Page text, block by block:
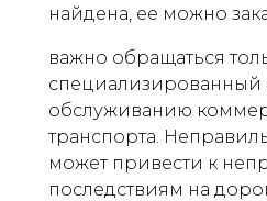
найдена, ее можно
важно обращаться
специализированный
обслуживанию
транспорта.
может привести к
последствиям на